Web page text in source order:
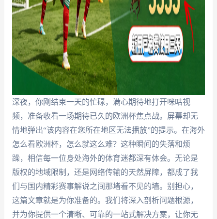
深夜，你刚结束一天的忙碌，满心期待地打开咪咕视
频，准备收看一场期待已久的欧洲杯焦点战。屏幕却无
情地弹出“该内容在您所在地区无法播放”的提示。在海外
怎么看欧洲杯，怎么就这么难？这种瞬间的失落和烦
躁，相信每一位身处海外的体育迷都深有体会。无论是
版权的地域限制，还是网络传输的天然屏障，都成了我
们与国内精彩赛事解说之间那堵看不见的墙。别担心，
这篇文章就是为你准备的。我们将深入剖析问题根源，
并为你提供一个清晰、可靠的一站式解决方案，让你无